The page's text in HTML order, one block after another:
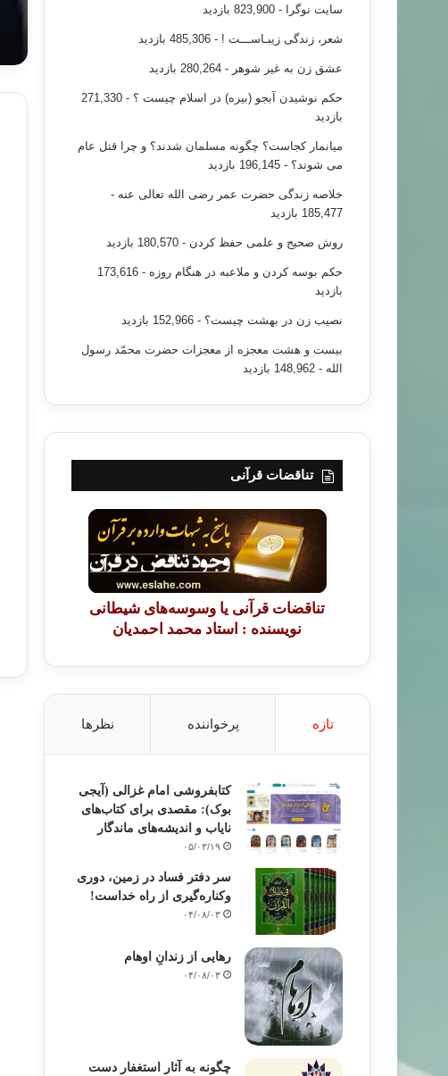
سایت نوگرا - 823,900 بازدید
شعر، زندگی زیبـاســـت ! - 485,306 بازدید
عشق زن به غیر شوهر - 280,264 بازدید
حکم نوشیدن آبجو (بیره) در اسلام چیست ؟
- 271,330
بازدید
میانمار کجاست؟ چگونه مسلمان شدند؟ و چرا قتل عام
می شوند؟ - 196,145 بازدید
خلاصه زندگی حضرت عمر رضی الله تعالی عنه -
185,477 بازدید
روش صحیح و علمی حفظ کردن - 180,570 بازدید
حکم بوسه کردن و ملاعبه در هنگام روزه
- 173,616
بازدید
نصیب زن در بهشت چیست؟ - 152,966 بازدید
بیست و هشت معجزه از معجزات حضرت محمّد رسول
الله - 148,962 بازدید
تناقضات قرآنی
تناقضات قرآنی یا وسوسه‌های شیطانی
نویسنده : استاد محمد احمدیان
تازه پرخواننده نظرها
کتابفروشی امام غزالی (آیجی
بوک): مقصدی برای کتاب‌های
نایاب و اندیشه‌های ماندگار
۰۵/۰۳/۱۹
سر دفتر فساد در زمین‌، دوری
وکناره‌گیری از راه خداست‌!
۰۴/۰۸/۰۳
رهایی از زندانِ اوهام
۰۴/۰۸/۰۳
چگونه به آثار استغفار دست